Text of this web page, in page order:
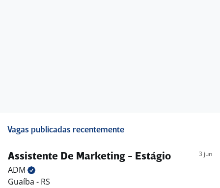
Vagas publicadas recentemente
Assistente De Marketing - Estágio 3 jun
ADM
Guaíba - RS